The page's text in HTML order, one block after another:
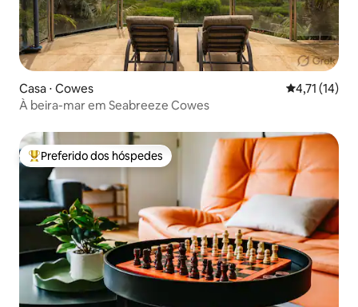
Casa ⋅ Cowes 4,71 de uma
4,71 (14)
À beira-mar em Seabreeze Cowes
Entre os melhores preferidos dos hóspedes
Preferido dos hóspedes